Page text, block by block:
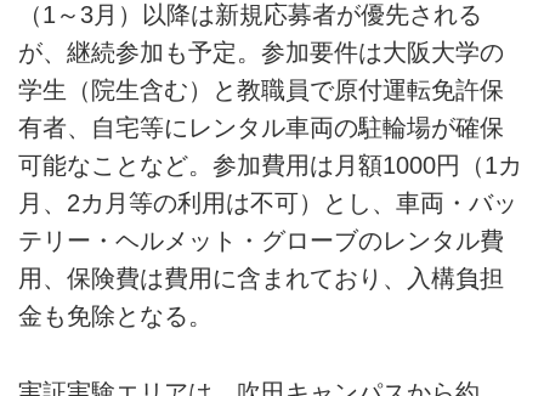
（1～3月）以降は新規応募者が優先される
が、継続参加も予定。参加要件は大阪大学の
学生（院生含む）と教職員で原付運転免許保
有者、自宅等にレンタル車両の駐輪場が確保
可能なことなど。参加費用は月額1000円（1カ
月、2カ月等の利用は不可）とし、車両・バッ
テリー・ヘルメット・グローブのレンタル費
用、保険費は費用に含まれており、入構負担
金も免除となる。